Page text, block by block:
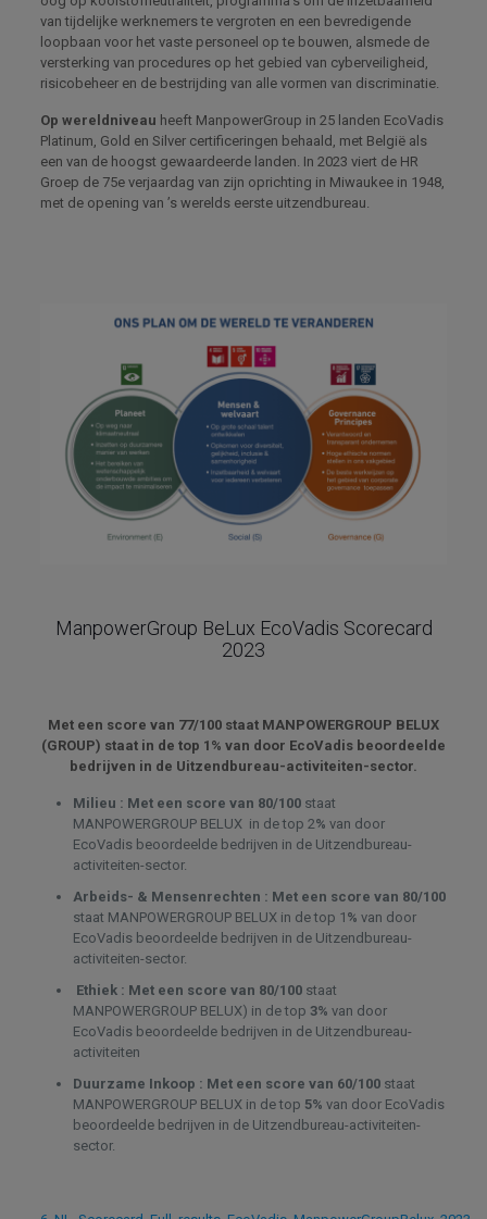
van tijdelijke werknemers te vergroten en een bevredigende
loopbaan voor het vaste personeel op te bouwen, alsmede de
versterking van procedures op het gebied van cyberveiligheid,
risicobeheer en de bestrijding van alle vormen van discriminatie.
Op wereldniveau heeft ManpowerGroup in 25 landen EcoVadis
Platinum, Gold en Silver certificeringen behaald, met België als
een van de hoogst gewaardeerde landen. In 2023 viert de HR
Groep de 75e verjaardag van zijn oprichting in Miwaukee in 1948,
met de opening van ’s werelds eerste uitzendbureau.
ManpowerGroup BeLux EcoVadis Scorecard
2023
Met een score van 77/100 staat MANPOWERGROUP BELUX
(GROUP) staat in de top 1% van door EcoVadis beoordeelde
bedrijven in de Uitzendbureau-activiteiten-sector.
Milieu : Met een score van 80/100 staat
MANPOWERGROUP BELUX in de top 2%van door
EcoVadis beoordeelde bedrijven in de Uitzendbureau-
activiteiten-sector.
Arbeids- & Mensenrechten : Met een score van 80/100
staat MANPOWERGROUP BELUX in de top 1 %van door
EcoVadis beoordeelde bedrijven in de Uitzendbureau-
activiteiten-sector.
Ethiek : Met een score van 80/100 staat
MANPOWERGROUP BELUX) in de top 3%van door
EcoVadis beoordeelde bedrijven in de Uitzendbureau-
activiteiten
Duurzame Inkoop : Met een score van 60/100 staat
MANPOWERGROUP BELUX in de top 5%van door EcoVadis
beoordeelde bedrijven in de Uitzendbureau-activiteiten-
sector.